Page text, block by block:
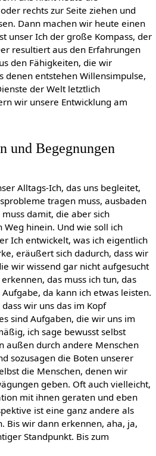
rechts zur Seite ziehen und
Dann machen wir heute einen
unser Ich der große Kompass, der
resultiert aus den Erfahrungen
den Fähigkeiten, die wir
denen entstehen Willensimpulse,
der Welt letztlich
wir unsere Entwicklung am
und Begegnungen
Alltags-Ich, das uns begleitet,
tragen muss, ausbaden
damit, die aber sich
hinein. Und wie soll ich
Ich entwickelt, was ich eigentlich
eräußert sich dadurch, dass wir
wir wissend gar nicht aufgesucht
das muss ich tun, das
da kann ich etwas leisten.
wir uns das im Kopf
sind Aufgaben, die wir uns im
ich sage bewusst selbst
außen durch andere Menschen
sozusagen die Boten unserer
die Menschen, denen wir
geben. Oft auch vielleicht,
mit ihnen geraten und eben
ist eine ganz andere als
Bis wir dann erkennen, aha, ja,
Standpunkt. Bis zum